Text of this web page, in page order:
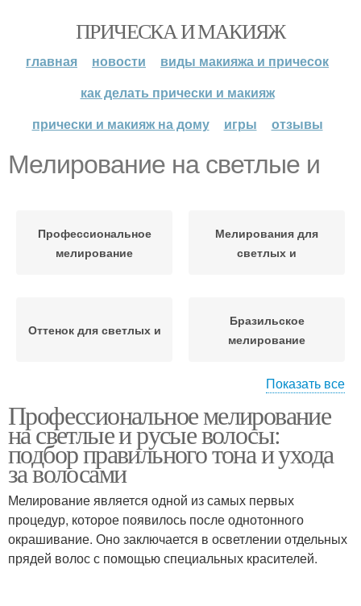
ПРИЧЕСКА И МАКИЯЖ
главная новости
виды макияжа и причесок
как делать прически и макияж
прически и макияж на дому
игры отзывы
Мелирование на светлые и
Профессиональное
мелирование
Мелирования для
светлых и
Оттенок для светлых и
Бразильское
мелирование
Венецианское
мелирование
мелирование
Калифорнийское
мелирование
Показать все
Профессиональное мелирование
на светлые и русые волосы:
подбор правильного тона и ухода
за волосами
Мелирование является одной из самых первых
процедур, которое появилось после однотонного
окрашивание. Оно заключается в осветлении отдельных
прядей волос с помощью специальных красителей.